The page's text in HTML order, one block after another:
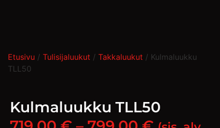
Etusivu / Tulisijaluukut / Takkaluukut / Kulmaluukku
TLL50
Kulmaluukku TLL50